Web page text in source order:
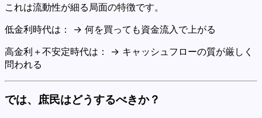
これは流動性が細る局面の特徴です。
低金利時代は： → 何を買っても資金流入で上がる
高金利＋不安定時代は： → キャッシュフローの質が厳しく
問われる
では、庶民はどうするべきか？